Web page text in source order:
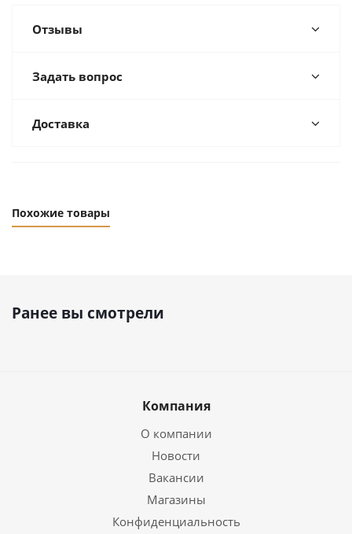
Отзывы
Задать вопрос
Доставка
Похожие товары
Ранее вы смотрели
Компания
О компании
Новости
Вакансии
Магазины
Конфиденциальность